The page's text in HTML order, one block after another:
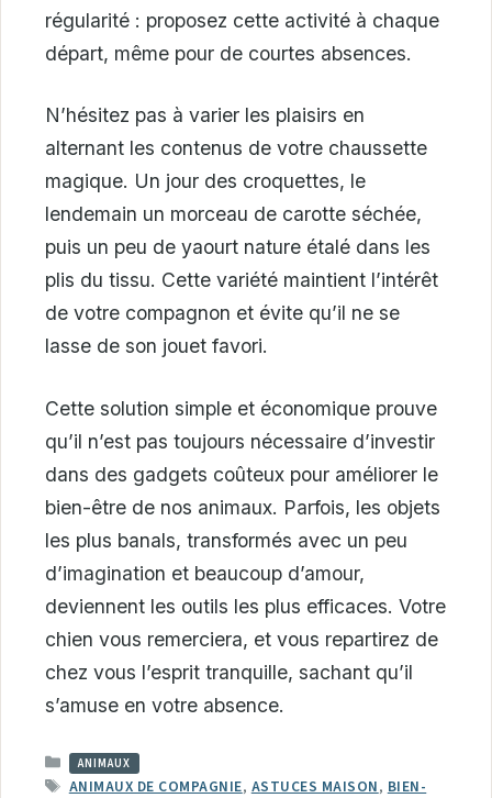
régularité : proposez cette activité à chaque
départ, même pour de courtes absences.
N’hésitez pas à varier les plaisirs en
alternant les contenus de votre chaussette
magique. Un jour des croquettes, le
lendemain un morceau de carotte séchée,
puis un peu de yaourt nature étalé dans les
plis du tissu. Cette variété maintient l’intérêt
de votre compagnon et évite qu’il ne se
lasse de son jouet favori.
Cette solution simple et économique prouve
qu’il n’est pas toujours nécessaire d’investir
dans des gadgets coûteux pour améliorer le
bien-être de nos animaux. Parfois, les objets
les plus banals, transformés avec un peu
d’imagination et beaucoup d’amour,
deviennent les outils les plus efficaces. Votre
chien vous remerciera, et vous repartirez de
chez vous l’esprit tranquille, sachant qu’il
s’amuse en votre absence.
CATÉGORIES
ANIMAUX
ÉTIQUETTES
ANIMAUX DE COMPAGNIE, ASTUCES MAISON, BIEN-